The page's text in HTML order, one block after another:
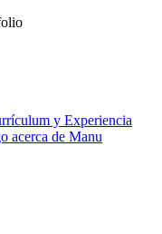
y Experiencia
acerca de Manu